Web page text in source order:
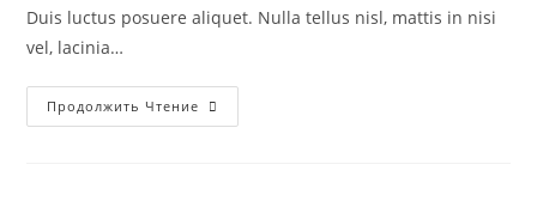
Duis luctus posuere aliquet. Nulla tellus nisl, mattis in nisi
vel, lacinia…
Продолжить Чтение Катерина
Тарбо-